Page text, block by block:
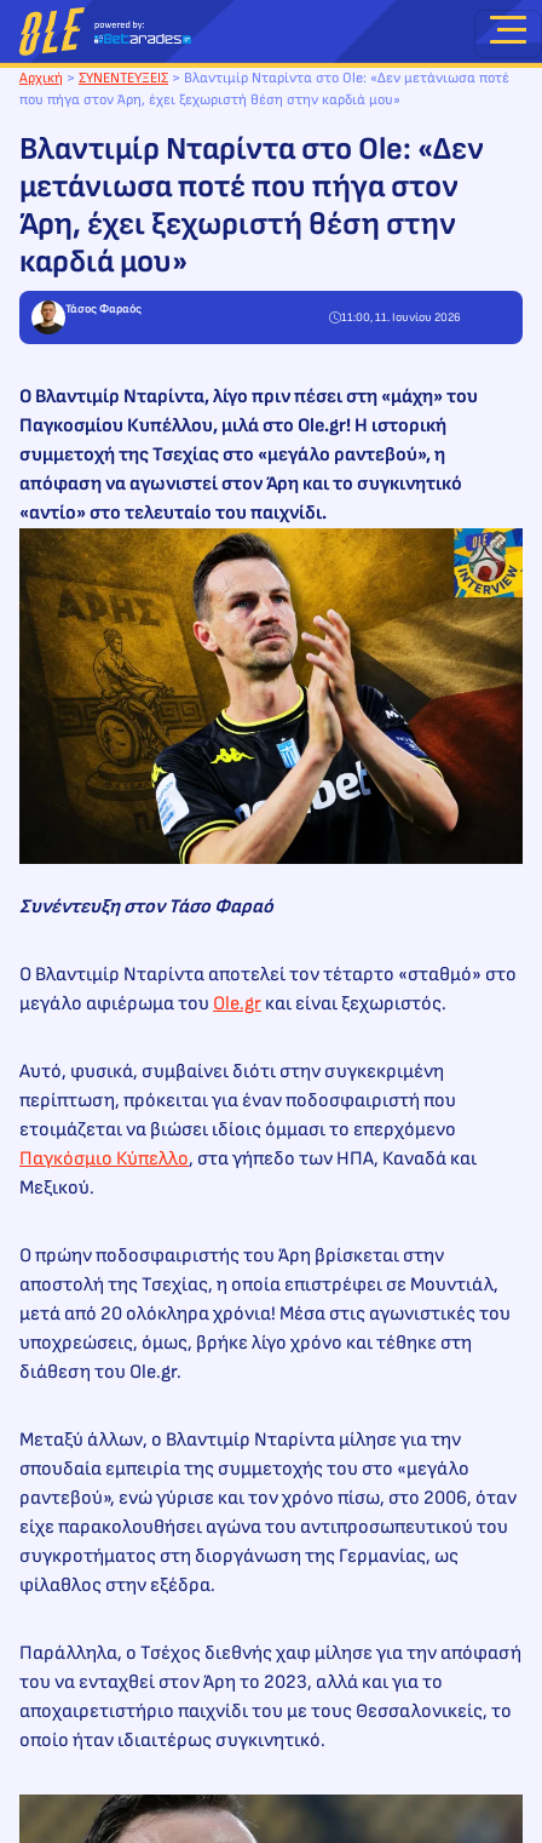
Μετάβαση
στο
περιεχόμενο
Αρχική > ΣΥΝΕΝΤΕΥΞΕΙΣ > Βλαντιμίρ Νταρίντα στο Ole: «Δεν μετάνιωσα ποτέ
που πήγα στον Άρη, έχει ξεχωριστή θέση στην καρδιά μου»
Βλαντιμίρ Νταρίντα στο Ole: «Δεν
μετάνιωσα ποτέ που πήγα στον
Άρη, έχει ξεχωριστή θέση στην
καρδιά μου»
Τάσος Φαραός
11:00, 11. Ιουνίου 2026
Ο Βλαντιμίρ Νταρίντα, λίγο πριν πέσει στη «μάχη» του
Παγκοσμίου Κυπέλλου, μιλά στο Ole.gr! Η ιστορική
συμμετοχή της Τσεχίας στο «μεγάλο ραντεβού», η
απόφαση να αγωνιστεί στον Άρη και το συγκινητικό
«αντίο» στο τελευταίο του παιχνίδι.
Συνέντευξη στον Τάσο Φαραό
Ο Βλαντιμίρ Νταρίντα αποτελεί τον τέταρτο «σταθμό» στο
μεγάλο αφιέρωμα του Ole.gr και είναι ξεχωριστός.
Αυτό, φυσικά, συμβαίνει διότι στην συγκεκριμένη
περίπτωση, πρόκειται για έναν ποδοσφαιριστή που
ετοιμάζεται να βιώσει ιδίοις όμμασι το επερχόμενο
Παγκόσμιο Κύπελλο, στα γήπεδο των ΗΠΑ, Καναδά και
Μεξικού.
Ο πρώην ποδοσφαιριστής του Άρη βρίσκεται στην
αποστολή της Τσεχίας, η οποία επιστρέφει σε Μουντιάλ,
μετά από 20 ολόκληρα χρόνια! Μέσα στις αγωνιστικές του
υποχρεώσεις, όμως, βρήκε λίγο χρόνο και τέθηκε στη
διάθεση του Ole.gr.
Μεταξύ άλλων, ο Βλαντιμίρ Νταρίντα μίλησε για την
σπουδαία εμπειρία της συμμετοχής του στο «μεγάλο
ραντεβού», ενώ γύρισε και τον χρόνο πίσω, στο 2006, όταν
είχε παρακολουθήσει αγώνα του αντιπροσωπευτικού του
συγκροτήματος στη διοργάνωση της Γερμανίας, ως
φίλαθλος στην εξέδρα.
Παράλληλα, ο Τσέχος διεθνής χαφ μίλησε για την απόφασή
του να ενταχθεί στον Άρη το 2023, αλλά και για το
αποχαιρετιστήριο παιχνίδι του με τους Θεσσαλονικείς, το
οποίο ήταν ιδιαιτέρως συγκινητικό.